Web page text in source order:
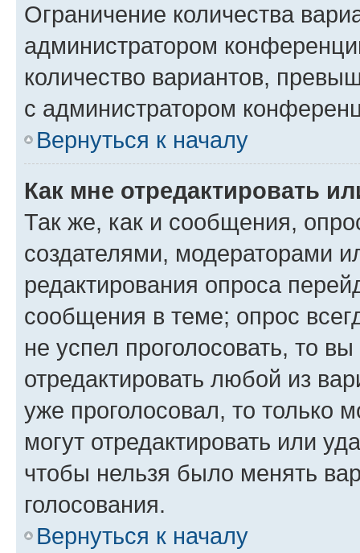
Ограничение количества
администратором
количество вариантов,
с администратором
Вернуться к началу
Как мне отредактировать
Так же, как и сообщения,
создателями, модераторами
редактирования опроса
сообщения в теме; опрос
не успел проголосовать, то
отредактировать любой из
уже проголосовал, то только
могут отредактировать или
чтобы нельзя было менять
голосования.
Вернуться к началу